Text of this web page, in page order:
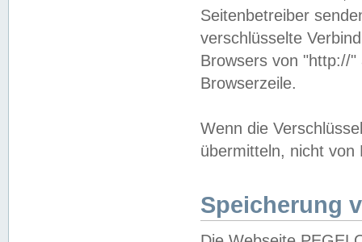
Seitenbetreiber
verschlüsselte
Browsers von "http://
Browserzeile.
Wenn die
übermitteln, nicht von
Speicherung